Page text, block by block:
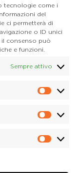
tecnologie come i
del
ci permetterà di
o ID unici
consenso può
e funzioni.
Sempre attivo
(BL)